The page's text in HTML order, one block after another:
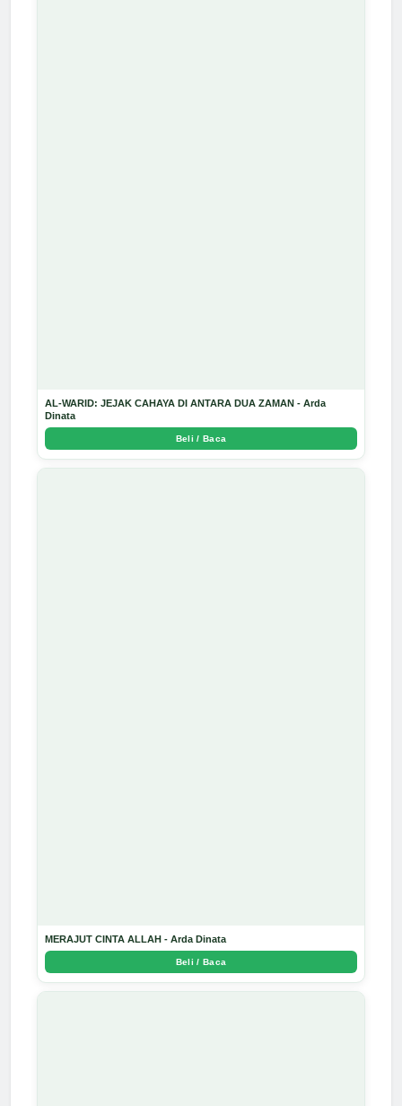
AL-WARID: JEJAK CAHAYA DI ANTARA DUA ZAMAN - Arda
Dinata
Beli / Baca
MERAJUT CINTA ALLAH - Arda Dinata
Beli / Baca